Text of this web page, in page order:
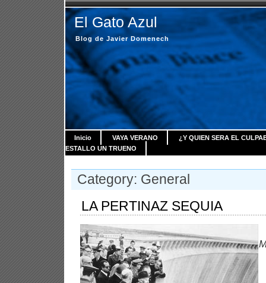
El Gato Azul
Blog de Javier Domenech
Inicio VAYA VERANO
¿Y QUIEN SERA EL
ESTALLO UN TRUENO
Category: General
LA PERTINAZ SEQUIA